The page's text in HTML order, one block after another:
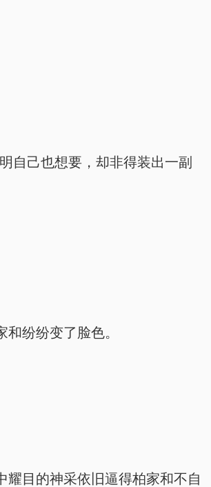
自己也想要，却非得装出一副
纷纷变了脸色。
目的神采依旧逼得柏家和不自